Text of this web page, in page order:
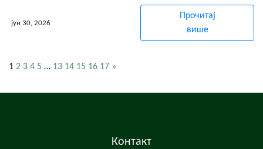
јун 30, 2026
Прочитај
више
1 2 3 4 5 … 13 14 15 16 17 »
Контакт